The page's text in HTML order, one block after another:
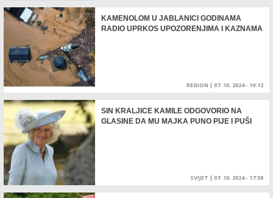
KAMENOLOM U JABLANICI GODINAMA
RADIO UPRKOS UPOZORENJIMA I KAZNAMA
REGION | 07. 10. 2024 - 19:12
SIN KRALJICE KAMILE ODGOVORIO NA
GLASINE DA MU MAJKA PUNO PIJE I PUŠI
SVIJET | 07. 10. 2024 - 17:59